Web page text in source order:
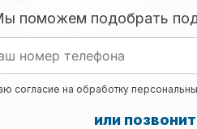
поможем подобрать
согласие на обработку
или